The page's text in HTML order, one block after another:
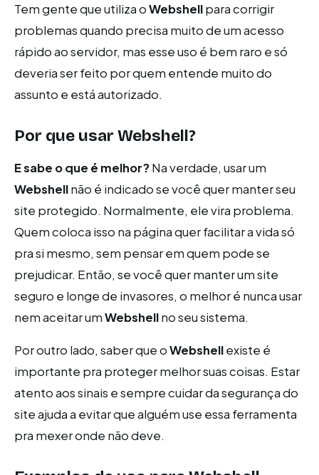
Tem gente que utiliza oWebshellpara corrigir
problemas quando precisa muito de um acesso
rápido ao servidor, mas esse uso é bem raro e só
deveria ser feito por quem entende muito do
assunto e está autorizado.
Por que usar Webshell?
E sabe o que é melhor?Na verdade, usar um
Webshellnão é indicado se você quer manter seu
site protegido. Normalmente, ele vira problema.
Quem coloca isso na página quer facilitar a vida só
pra si mesmo, sem pensar em quem pode se
prejudicar. Então, se você quer manter um site
seguro e longe de invasores, o melhor é nunca usar
nem aceitar umWebshellno seu sistema.
Por outro lado, saber que oWebshellexiste é
importante pra proteger melhor suas coisas. Estar
atento aos sinais e sempre cuidar da segurança do
site ajuda a evitar que alguém use essa ferramenta
pra mexer onde não deve.